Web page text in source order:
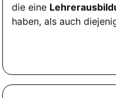
die eine
haben, als auch